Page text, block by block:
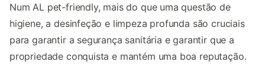
Num AL pet-friendly, mais do que uma questão de
higiene, a desinfeção e limpeza profunda são cruciais
para garantir a segurança sanitária e garantir que a
propriedade conquista e mantém uma boa reputação.